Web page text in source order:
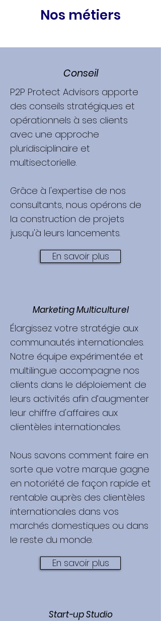
Nos métiers
Conseil
P2P Protect Advisors apporte
des conseils stratégiques et
opérationnels à ses clients
avec une approche
pluridisciplinaire et
multisectorielle.
Grâce à l'expertise de nos
consultants, nous opérons de
la construction de projets
jusqu'à leurs lancements.
En savoir plus
Marketing Multiculturel
Élargissez votre stratégie aux
communautés internationales.
Notre équipe expérimentée et
multilingue accompagne nos
clients dans le déploiement de
leurs activités afin d’augmenter
leur chiffre d'affaires aux
clientèles internationales.
Nous savons comment faire en
sorte que votre marque gagne
en notoriété de façon rapide et
rentable auprès des clientèles
internationales dans vos
marchés domestiques ou dans
le reste du monde.
En savoir plus
Start-up Studio